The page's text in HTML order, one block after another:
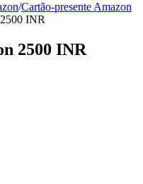
/Cartão-presente Amazon
INR
2500 INR